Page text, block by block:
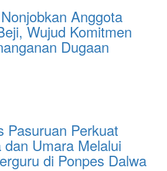
Anggota
Wujud Komitmen
Dugaan
Pasuruan Perkuat
Umara Melalui
di Ponpes Dalwa